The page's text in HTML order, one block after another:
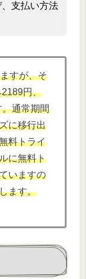
支払い方法
すが、そ
円、
通常期間
に移行出
料トライ
に無料ト
いますの
ます。